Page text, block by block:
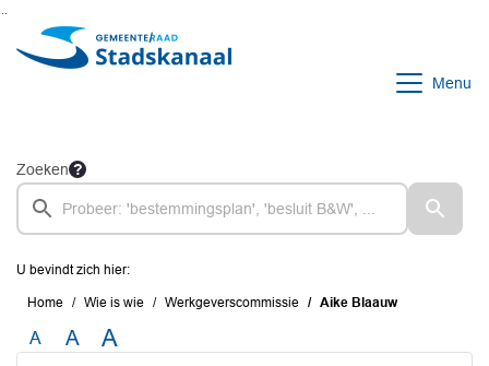
Ga naar de inhoud van deze pagina
Ga naar het zoeken
Ga naar het menu
Menu
Zoeken
U bevindt zich hier:
Home Wie is wie Werkgeverscommissie Aike Blaauw
A A A